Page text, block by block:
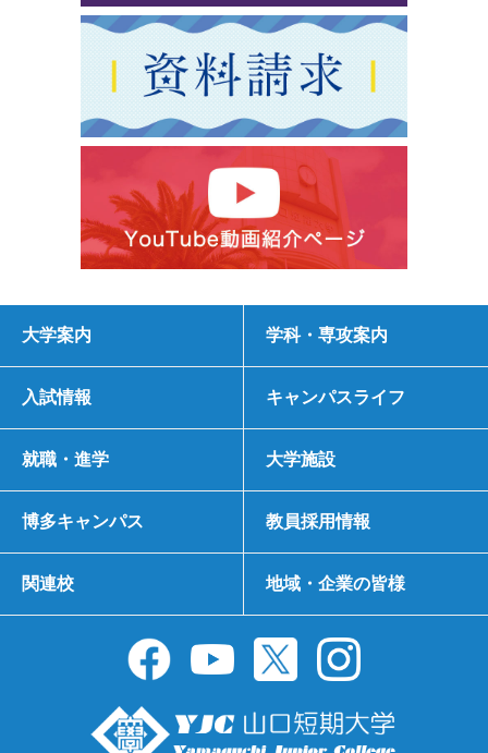
大学案内 学科・専攻案内
入試情報 キャンパスライフ
就職・進学 大学施設
博多キャンパス 教員採用情報
関連校 地域・企業の皆様